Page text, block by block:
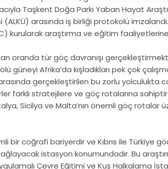
Taşkent Doğa Parkı Yaban Hayat
(ALKÜ) arasında iş birliği protokolü
kurularak araştırma ve eğitim
oranda tür göç davranışı
güneyi Afrika’da kışladıkları pek çok
gerçekleştirilen bu zorlu yolculukta
farklı stratejilere ve göç rotalarına
Sicilya ve Malta’nın önemli göç rotalar
bir coğrafi bariyerdir ve Kıbrıs ile Türkiye
istasyon konumundadır. Bu
Çevre Eğitimi ve Kuş Halkalama